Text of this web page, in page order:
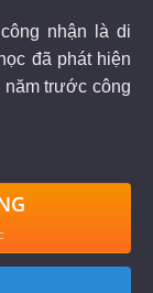
nhận là di
đã phát hiện
trước công